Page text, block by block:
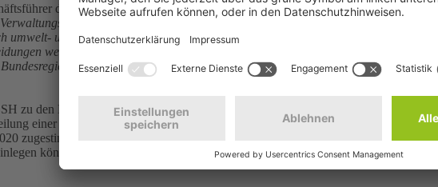
der DUH:„Die Nord Stream 2 AG hat die Genehmigungsbehörde
offensichtlich in willfährigem Gehorsam revidiert und
umwelt- und klimapolitisch weitreichende Folgen für Deutschland und Europa hat,
werden offenbar nicht alleine nach Recht und Gesetz getroffen – sondern
Auch hier haben wir Anträge auf Akteneinsicht gestellt – und
zu den Bauarbeiten an der Pipeline in der deutschen Ausschließlichen
einer Zustimmung durch das BSH beantragt. Nach knapp dreimonatiger und
zugestimmt. Eine solche Zustimmung in Form einer Änderungsgenehmigung
können. Ein Anwalt der Nord Stream 2 AG hatte ausweislich der Akten